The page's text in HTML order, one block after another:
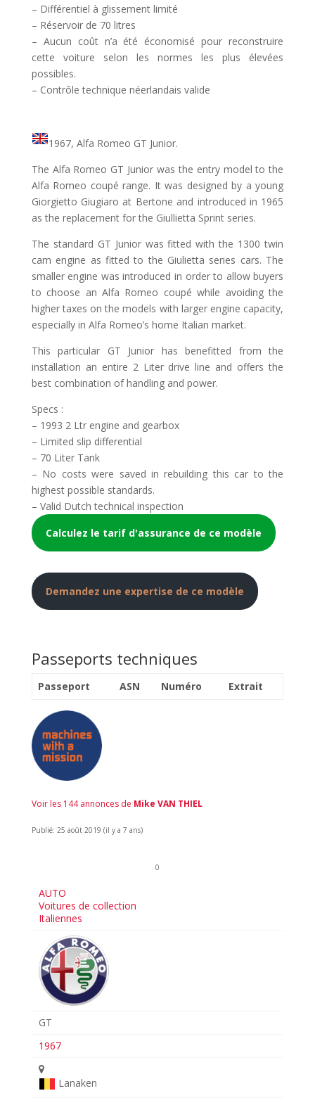
– Différentiel à glissement limité
– Réservoir de 70 litres
– Aucun coût n’a été économisé pour reconstruire
cette voiture selon les normes les plus élevées
possibles.
– Contrôle technique néerlandais valide
1967, Alfa Romeo GT Junior.
The Alfa Romeo GT Junior was the entry model to the
Alfa Romeo coupé range. It was designed by a young
Giorgietto Giugiaro at Bertone and introduced in 1965
as the replacement for the Giullietta Sprint series.
The standard GT Junior was fitted with the 1300 twin
cam engine as fitted to the Giulietta series cars. The
smaller engine was introduced in order to allow buyers
to choose an Alfa Romeo coupé while avoiding the
higher taxes on the models with larger engine capacity,
especially in Alfa Romeo’s home Italian market.
This particular GT Junior has benefitted from the
installation an entire 2 Liter drive line and offers the
best combination of handling and power.
Specs :
– 1993 2 Ltr engine and gearbox
– Limited slip differential
– 70 Liter Tank
– No costs were saved in rebuilding this car to the
highest possible standards.
– Valid Dutch technical inspection
Calculez le tarif d'assurance de ce modèle
Demandez une expertise de ce modèle
Passeports techniques
Passeport ASN Numéro Extrait
Voir les 144 annonces de Mike VAN THIEL
Publié: 25 août 2019 (il y a 7 ans)
0
AUTO
Voitures de collection
Italiennes
GT
1967
Lanaken